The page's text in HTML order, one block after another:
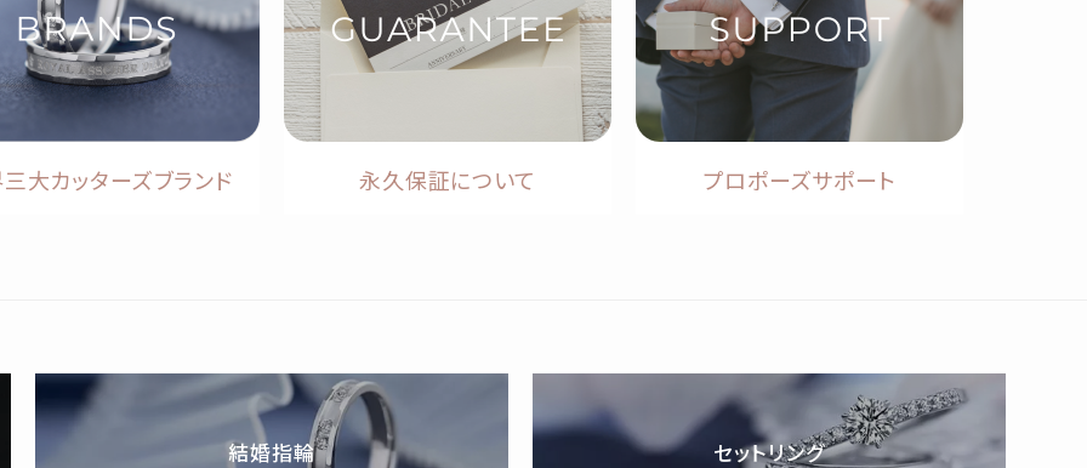
大カッターズブランド 永久保証について プロポーズサポート
結婚指輪 セットリング